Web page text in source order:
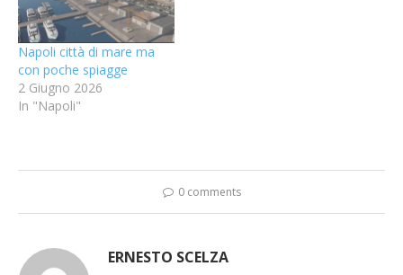
Napoli città di mare ma
con poche spiagge
2 Giugno 2026
In "Napoli"
0 comments
ERNESTO SCELZA